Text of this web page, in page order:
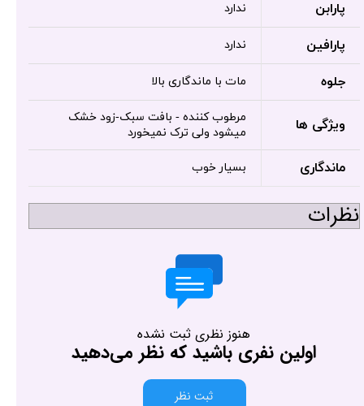
پارابن ندارد
پارافین ندارد
جلوه مات با ماندگاری بالا
ویژگی ها
مرطوب کننده - بافت سبک-زود خشک
میشود ولی ترک نمیخورد
ماندگاری بسیار خوب
نظرات
هنوز نظری ثبت نشده
اولین نفری باشید که نظر می‌دهید
ثبت نظر